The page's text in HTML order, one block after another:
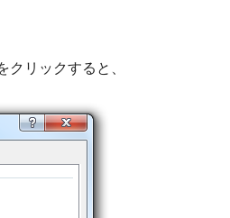
クリックすると、